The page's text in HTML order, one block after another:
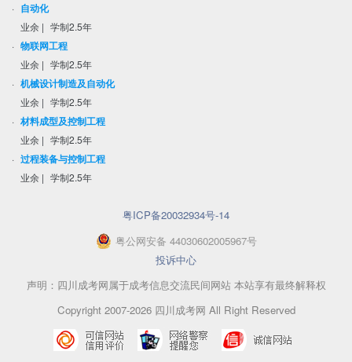
· 自动化
业余 | 学制2.5年
· 物联网工程
业余 | 学制2.5年
· 机械设计制造及自动化
业余 | 学制2.5年
· 材料成型及控制工程
业余 | 学制2.5年
· 过程装备与控制工程
业余 | 学制2.5年
粤ICP备20032934号-14
粤公网安备 44030602005967号
投诉中心
声明：四川成考网属于成考信息交流民间网站 本站享有最终解释权
Copyright 2007-2026 四川成考网 All Right Reserved